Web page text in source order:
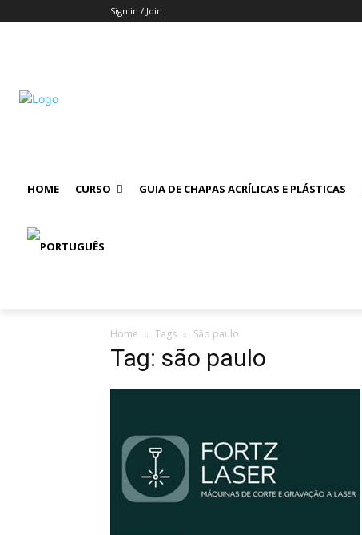
Sign in / Join
HOME CURSO GUIA DE CHAPAS ACRÍLICAS E PLÁSTICAS
Home Tags São paulo
Tag: são paulo